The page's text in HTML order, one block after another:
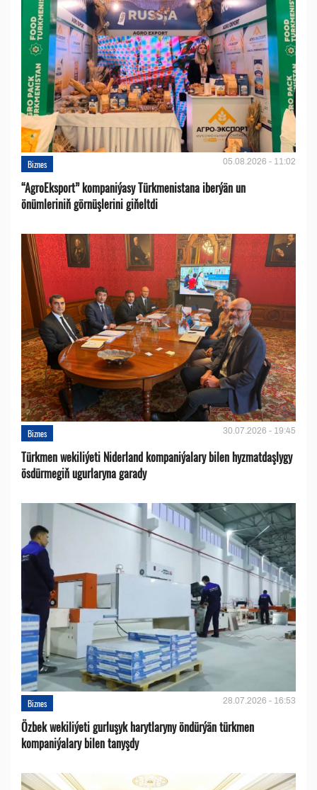
Biznes 05.08.2026 - 11:02
“AgroEksport” kompaniýasy Türkmenistana iberýän un
önümleriniň görnüşlerini giňeltdi
Biznes 30.07.2026 - 19:45
Türkmen wekiliýeti Niderland kompaniýalary bilen hyzmatdaşlygy
ösdürmegiň ugurlaryna garady
Biznes 28.07.2026 - 16:53
Özbek wekiliýeti gurluşyk harytlaryny öndürýän türkmen
kompaniýalary bilen tanyşdy